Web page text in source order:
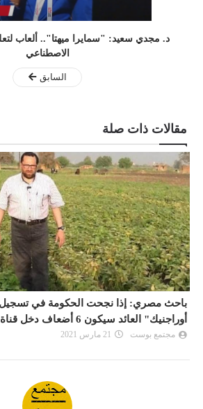
د. مجدي سعيد: "سمايرا ميهتا".. ألعاب
الاصطناعي
السابق
مقالات ذات صلة
باحث مصري: إذا نجحت الحكومة في تسجيل
أوراجنيك" العائد سيكون 6 أضعاف دخل قناة السويس
مجتمع بوست 21 مارس 2021